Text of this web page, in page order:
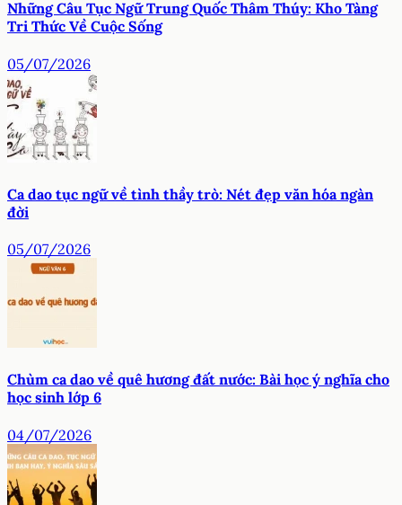
Những Câu Tục Ngữ Trung Quốc Thâm Thúy: Kho Tàng
Tri Thức Về Cuộc Sống
05/07/2026
Ca dao tục ngữ về tình thầy trò: Nét đẹp văn hóa ngàn
đời
05/07/2026
Chùm ca dao về quê hương đất nước: Bài học ý nghĩa cho
học sinh lớp 6
04/07/2026